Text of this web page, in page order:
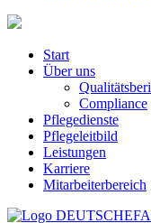
Start
Über uns
Compliance
Pflegedienste
Pflegeleitbild
Leistungen
Karriere
Mitarbeiterbereich